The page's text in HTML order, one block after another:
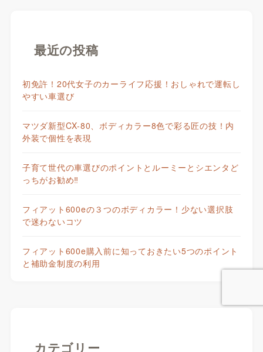
最近の投稿
初免許！20代女子のカーライフ応援！おしゃれで運転し
やすい車選び
マツダ新型CX-80、ボディカラー8色で彩る匠の技！内
外装で個性を表現
子育て世代の車選びのポイントとルーミーとシエンタど
っちがお勧め‼
フィアット600eの３つのボディカラー！少ない選択肢
で迷わないコツ
フィアット600e購入前に知っておきたい5つのポイント
と補助金制度の利用
カテゴリー